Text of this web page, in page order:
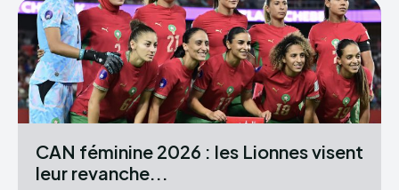
CAN féminine 2026 : les Lionnes visent
leur revanche...